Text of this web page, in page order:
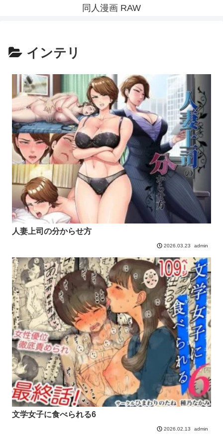
同人漫画 RAW
インテリ
人妻上司の分からせ方
2026.03.23 admin
文学女子に食べられる6
2026.02.13 admin